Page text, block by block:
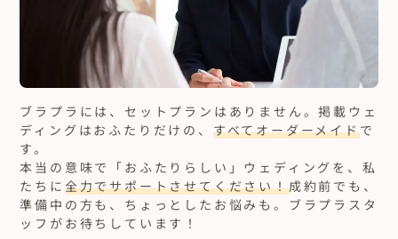
ブラプラには、セットプランはありません。掲載ウェ
ディングはおふたりだけの、 すべてオーダーメイドで
す。
本当の意味で「おふたりらしい」ウェディングを、私
たちに 全力でサポートさせてください！成約前でも、
準備中の方も、ちょっとしたお悩みも。ブラプラスタ
ッフがお待ちしています！